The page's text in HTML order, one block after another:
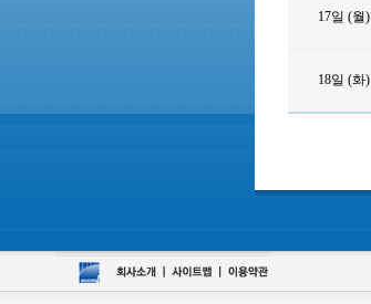
17일 (월)
18일 (화)